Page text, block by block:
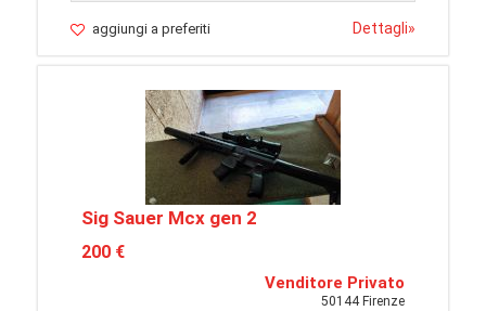
aggiungi a preferiti Dettagli»
Sig Sauer Mcx gen 2
200 €
Venditore Privato
50144 Firenze